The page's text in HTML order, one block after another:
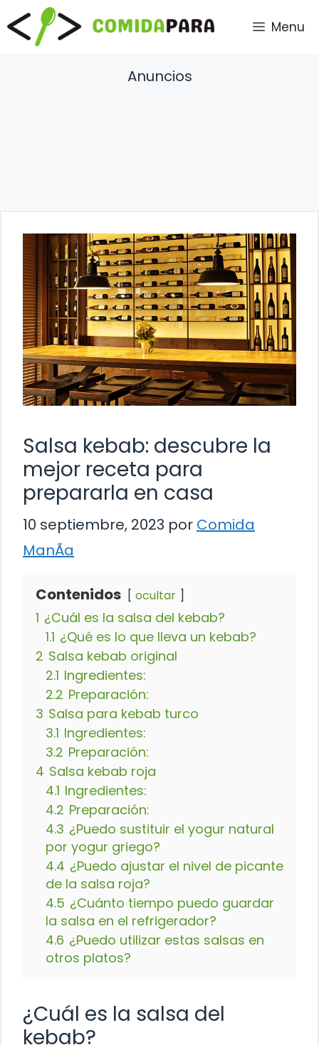
Saltar
al
contenido
Menu
Anuncios
Salsa kebab: descubre la
mejor receta para
prepararla en casa
10 septiembre, 2023 por Comida
ManÃ­a
Contenidos ocultar
1 ¿Cuál es la salsa del kebab?
1.1 ¿Qué es lo que lleva un kebab?
2 Salsa kebab original
2.1 Ingredientes:
2.2 Preparación:
3 Salsa para kebab turco
3.1 Ingredientes:
3.2 Preparación:
4 Salsa kebab roja
4.1 Ingredientes:
4.2 Preparación:
4.3 ¿Puedo sustituir el yogur natural
por yogur griego?
4.4 ¿Puedo ajustar el nivel de picante
de la salsa roja?
4.5 ¿Cuánto tiempo puedo guardar
la salsa en el refrigerador?
4.6 ¿Puedo utilizar estas salsas en
otros platos?
¿Cuál es la salsa del
kebab?